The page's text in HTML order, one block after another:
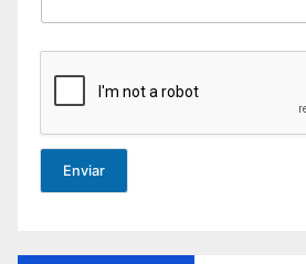
Enviar